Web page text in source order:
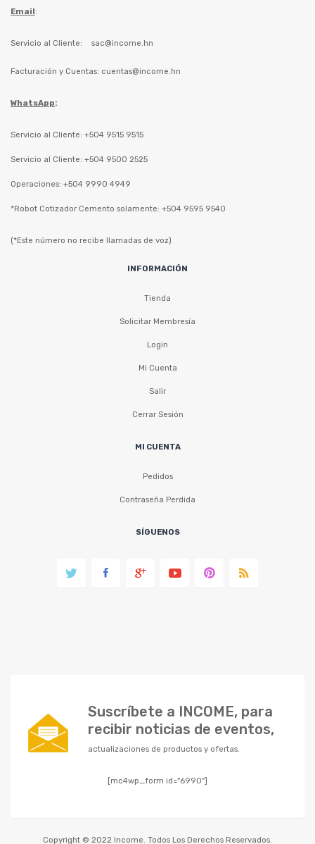
Email:
Servicio al Cliente: sac@income.hn
Facturación y Cuentas: cuentas@income.hn
WhatsApp:
Servicio al Cliente: +504 9515 9515
Servicio al Cliente: +504 9500 2525
Operaciones: +504 9990 4949
*Robot Cotizador Cemento solamente: +504 9595 9540
(*Este número no recibe llamadas de voz)
INFORMACIÓN
Tienda
Solicitar Membresía
Login
Mi Cuenta
Salir
Cerrar Sesión
MI CUENTA
Pedidos
Contraseña Perdida
SÍGUENOS
Suscríbete a INCOME, para
recibir noticias de eventos,
actualizaciones de productos y ofertas.
[mc4wp_form id="6990"]
Copyright © 2022 Income. Todos Los Derechos Reservados.